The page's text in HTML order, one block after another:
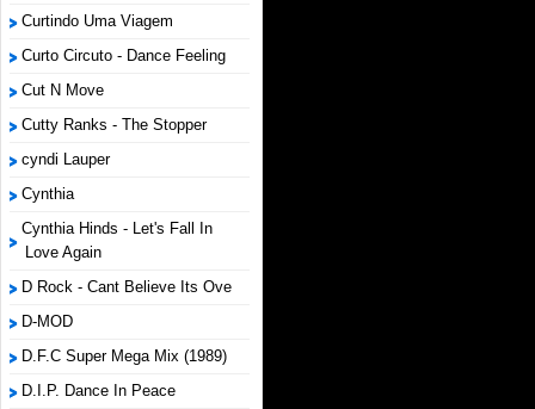
Curtindo Uma Viagem
Curto Circuto - Dance Feeling
Cut N Move
Cutty Ranks - The Stopper
cyndi Lauper
Cynthia
Cynthia Hinds - Let's Fall In
Love Again
D Rock - Cant Believe Its Ove
D-MOD
D.F.C Super Mega Mix (1989)
D.I.P. Dance In Peace